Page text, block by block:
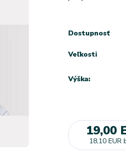
Dostupnosť
Veľkosti
Výška:
19,00
18,10 EUR